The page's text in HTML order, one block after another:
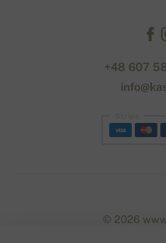
+48 607
© 2026